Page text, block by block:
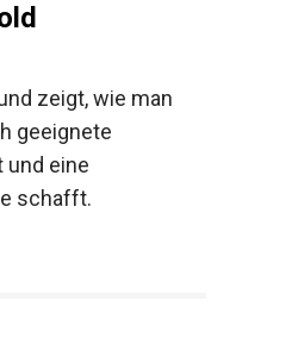
zeigt, wie man
geeignete
und eine
schafft.